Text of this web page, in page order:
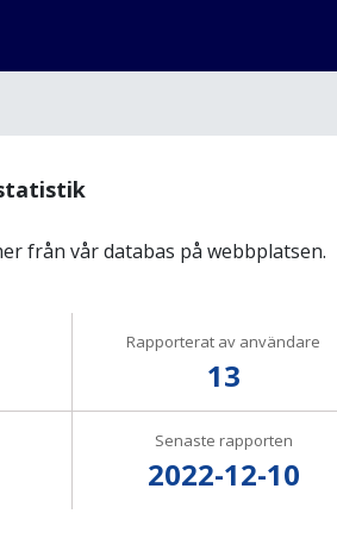
statistik
från vår databas på webbplatsen.
Rapporterat av användare
13
Senaste rapporten
2022-12-10